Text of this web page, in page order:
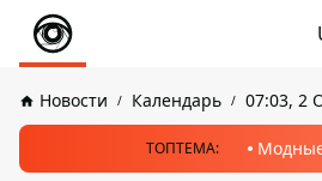
Новости Календарь 07:03, 2
ТОПТЕМА: